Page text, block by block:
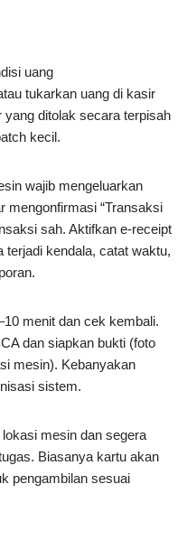
uang
tukarkan uang di kasir
ditolak secara terpisah
kecil.
wajib mengeluarkan
mengonfirmasi “Transaksi
sah. Aktifkan e-receipt
terjadi kendala, catat waktu,
menit dan cek kembali.
dan siapkan bukti (foto
mesin). Kebanyakan
sistem.
mesin dan segera
Biasanya kartu akan
pengambilan sesuai